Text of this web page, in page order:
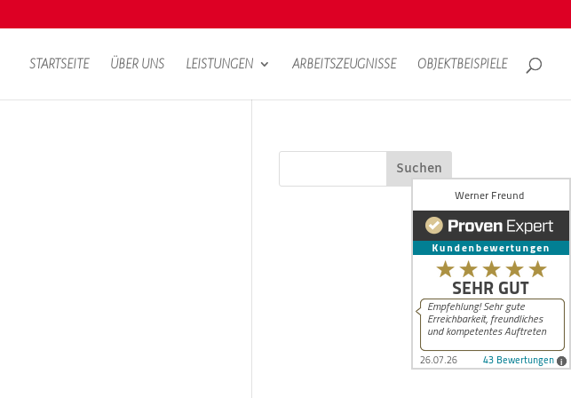
STARTSEITE ÜBER UNS LEISTUNGEN ARBEITSZEUGNISSE OBJEKTBEISPIELE